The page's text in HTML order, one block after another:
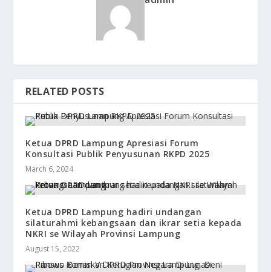
RELATED POSTS
Ketua DPRD Lampung Apresiasi Forum
Konsultasi Publik Penyusunan RKPD 2025
March 6, 2024
Ketua DPRD Lampung hadiri undangan
silaturahmi kebangsaan dan ikrar setia kepada
NKRI se Wilayah Provinsi Lampung
August 15, 2022